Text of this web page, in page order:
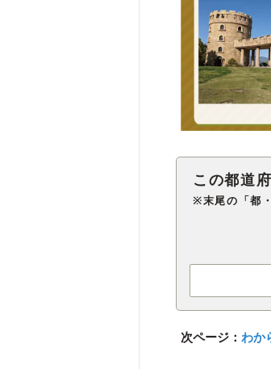
※末尾の「都
次ページ：わか